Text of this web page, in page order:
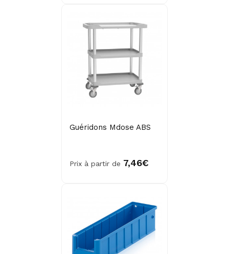
Guéridons Mdose ABS
Prix à partir de 7,46€